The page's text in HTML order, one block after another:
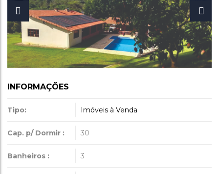
INFORMAÇÕES
Tipo: Imóveis à Venda
Cap. p/ Dormir : 30
Banheiros : 3